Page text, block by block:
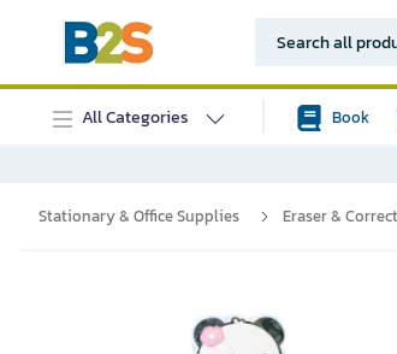
All Categories Book
Stationary & Office Supplies Eraser &